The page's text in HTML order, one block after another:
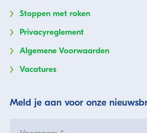
Stoppen met roken
Privacyreglement
Algemene Voorwaarden
Vacatures
Meld je aan voor onze